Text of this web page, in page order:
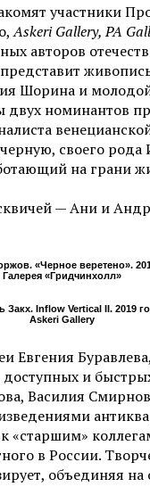
участники
Askeri Gallery, PA
авторов
Шорина и
двух
своего
на грани
— Ани и
«Черное веретено».
Галерея «Гридчинхолл»
Закх. Inflow Vertical II. 2019
Askeri Gallery
Евгения
и
Василия
«старшим»
в России.
объединяя